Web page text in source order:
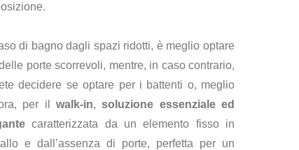
di bagno dagli spazi ridotti, è meglio optare
porte scorrevoli, mentre, in caso contrario,
decidere se optare per i battenti o, meglio
per il walk-in,soluzione essenziale ed
caratterizzata da un elemento fisso in
e dall’assenza di porte, perfetta per un